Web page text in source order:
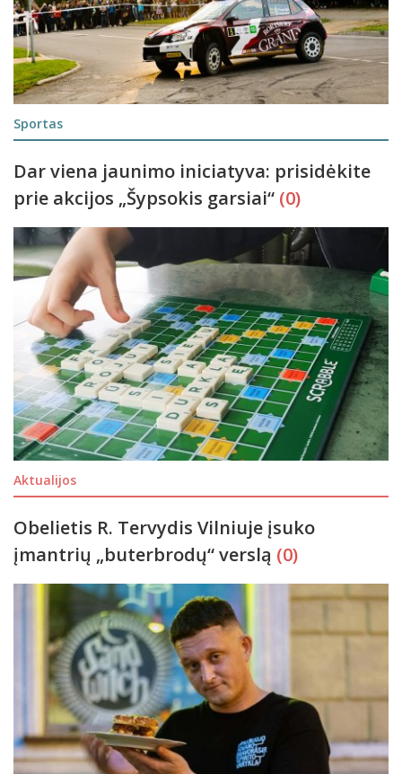
Sportas
Dar viena jaunimo iniciatyva: prisidėkite
prie akcijos „Šypsokis garsiai“ (0)
Aktualijos
Obelietis R. Tervydis Vilniuje įsuko
įmantrių „buterbrodų“ verslą (0)